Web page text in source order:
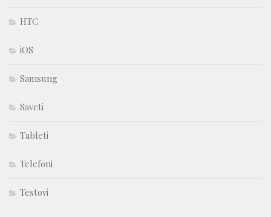
HTC
iOS
Samsung
Saveti
Tableti
Telefoni
Testovi